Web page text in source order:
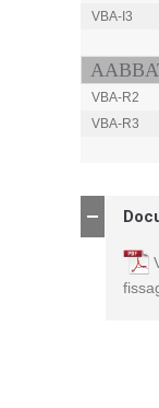
VBA-I3
VBA-R2
VBA-R3